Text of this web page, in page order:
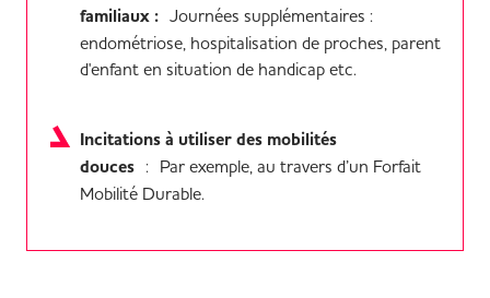
familiaux : Journées supplémentaires :
endométriose, hospitalisation de proches, parent
d'enfant en situation de handicap etc.
Incitations à utiliser des mobilités
douces : Par exemple, au travers d’un Forfait
Mobilité Durable.